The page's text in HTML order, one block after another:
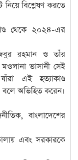
বিশ্লেষণ করতে
থেকে ২০২৪-এর
রহমান ও তাঁর
ভাসানী সেই
এই হত্যাকাণ্ড
বলে অভিহিত করেন।
বাংলাদেশের
এবং সরকারকে